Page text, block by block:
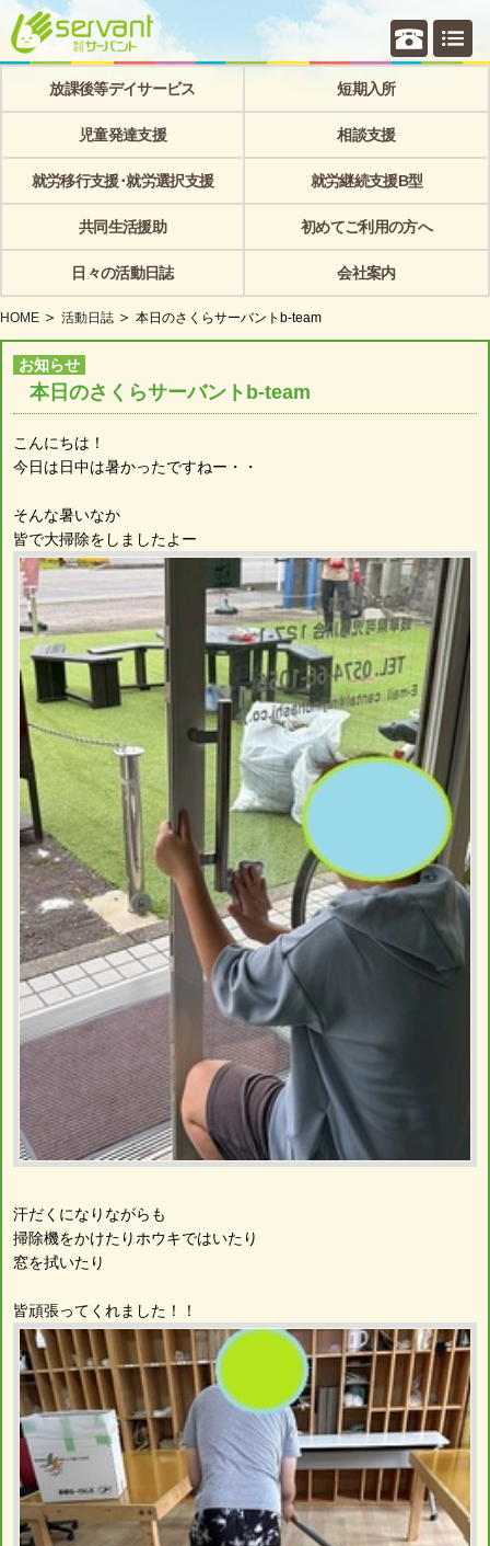
個別相
放課後等デイサービス 短期入所
児童発達支援 相談支援
就労移行支援･就労選択支援 就労継続支援B型
共同生活援助 初めてご利用の方へ
日々の活動日誌 会社案内
HOME 活動日誌 本日のさくらサーバントb-team
お知らせ
本日のさくらサーバントb-team
こんにちは！
今日は日中は暑かったですねー・・
そんな暑いなか
皆で大掃除をしましたよー
汗だくになりながらも
掃除機をかけたりホウキではいたり
窓を拭いたり
皆頑張ってくれました！！